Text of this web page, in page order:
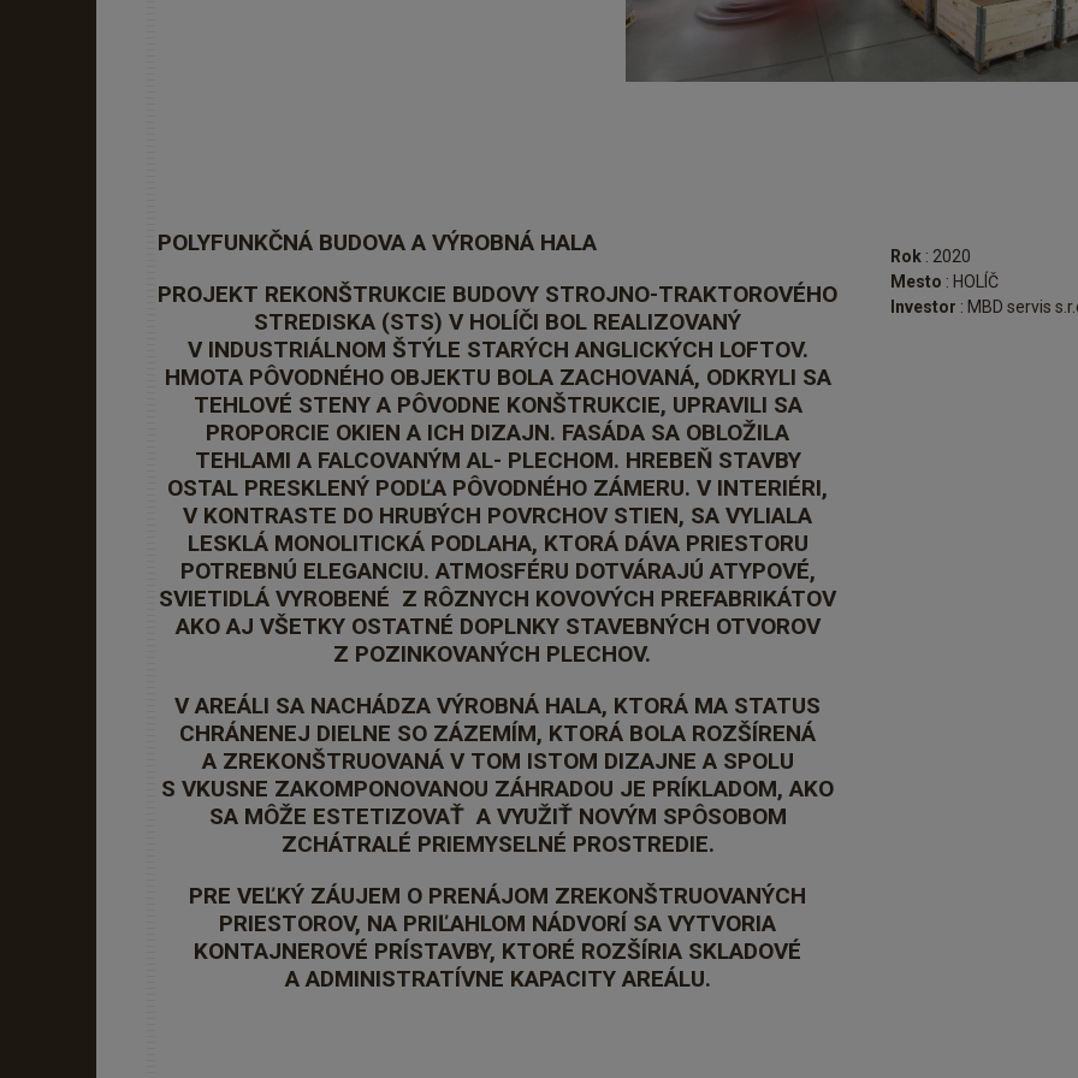
POLYFUNKČNÁ BUDOVA A VÝROBNÁ HALA
PROJEKT REKONŠTRUKCIE BUDOVY STROJNO-TRAKTOROVÉHO
STREDISKA (STS) V HOLÍČI BOL REALIZOVANÝ
V INDUSTRIÁLNOM ŠTÝLE STARÝCH ANGLICKÝCH LOFTOV.
HMOTA PÔVODNÉHO OBJEKTU BOLA ZACHOVANÁ, ODKRYLI SA
TEHLOVÉ STENY A PÔVODNE KONŠTRUKCIE, UPRAVILI SA
PROPORCIE OKIEN A ICH DIZAJN. FASÁDA SA OBLOŽILA
TEHLAMI A FALCOVANÝM AL- PLECHOM. HREBEŇ STAVBY
OSTAL PRESKLENÝ PODĽA PÔVODNÉHO ZÁMERU. V INTERIÉRI,
V KONTRASTE DO HRUBÝCH POVRCHOV STIEN, SA VYLIALA
LESKLÁ MONOLITICKÁ PODLAHA, KTORÁ DÁVA PRIESTORU
POTREBNÚ ELEGANCIU. ATMOSFÉRU DOTVÁRAJÚ ATYPOVÉ,
SVIETIDLÁ VYROBENÉ Z RÔZNYCH KOVOVÝCH PREFABRIKÁTOV
AKO AJ VŠETKY OSTATNÉ DOPLNKY STAVEBNÝCH OTVOROV
Z POZINKOVANÝCH PLECHOV.
V AREÁLI SA NACHÁDZA VÝROBNÁ HALA, KTORÁ MA STATUS
CHRÁNENEJ DIELNE SO ZÁZEMÍM, KTORÁ BOLA ROZŠÍRENÁ
A ZREKONŠTRUOVANÁ V TOM ISTOM DIZAJNE A SPOLU
S VKUSNE ZAKOMPONOVANOU ZÁHRADOU JE PRÍKLADOM, AKO
SA MÔŽE ESTETIZOVAŤ A VYUŽIŤ NOVÝM SPÔSOBOM
ZCHÁTRALÉ PRIEMYSELNÉ PROSTREDIE.
PRE VEĽKÝ ZÁUJEM O PRENÁJOM ZREKONŠTRUOVANÝCH
PRIESTOROV, NA PRIĽAHLOM NÁDVORÍ SA VYTVORIA
KONTAJNEROVÉ PRÍSTAVBY, KTORÉ ROZŠÍRIA SKLADOVÉ
A ADMINISTRATÍVNE KAPACITY AREÁLU.
Rok : 2020
Mesto : HOLÍČ
Investor : MBD servis